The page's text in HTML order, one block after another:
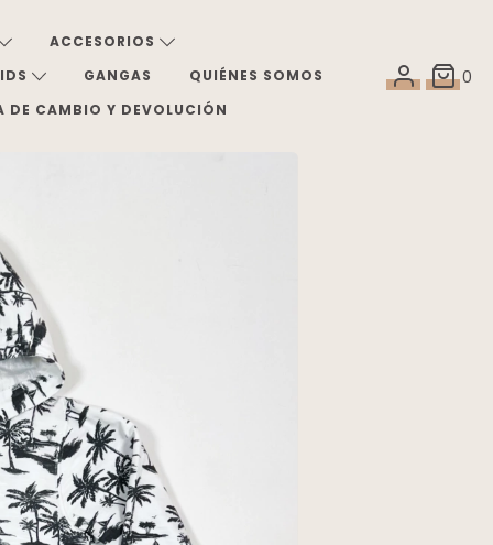
ACCESORIOS
GANGAS
QUIÉNES SOMOS
DE CAMBIO Y DEVOLUCIÓN
0